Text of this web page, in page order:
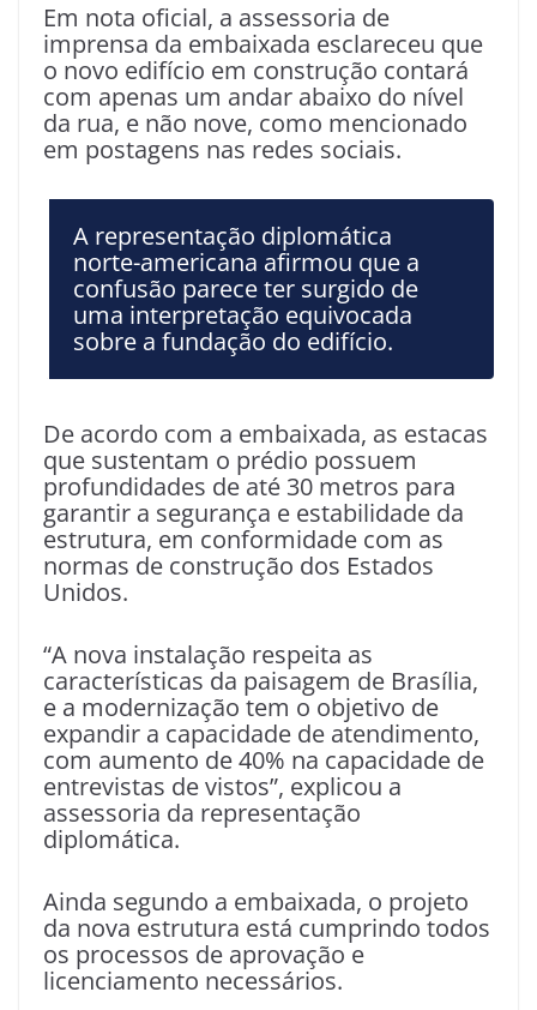
Em nota oficial, a assessoria de
imprensa da embaixada esclareceu que
o novo edifício em construção contará
com apenas um andar abaixo do nível
da rua, e não nove, como mencionado
em postagens nas redes sociais.
A representação diplomática
norte-americana afirmou que a
confusão parece ter surgido de
uma interpretação equivocada
sobre a fundação do edifício.
De acordo com a embaixada, as estacas
que sustentam o prédio possuem
profundidades de até 30 metros para
garantir a segurança e estabilidade da
estrutura, em conformidade com as
normas de construção dos Estados
Unidos.
“A nova instalação respeita as
características da paisagem de Brasília,
e a modernização tem o objetivo de
expandir a capacidade de atendimento,
com aumento de 40% na capacidade de
entrevistas de vistos”, explicou a
assessoria da representação
diplomática.
Ainda segundo a embaixada, o projeto
da nova estrutura está cumprindo todos
os processos de aprovação e
licenciamento necessários.